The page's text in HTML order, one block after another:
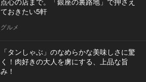
ておきたい5軒
グルメ
「タンしゃぶ」のなめらかな美味しさに驚
く！肉好きの大人を虜にする、上品な旨
み！